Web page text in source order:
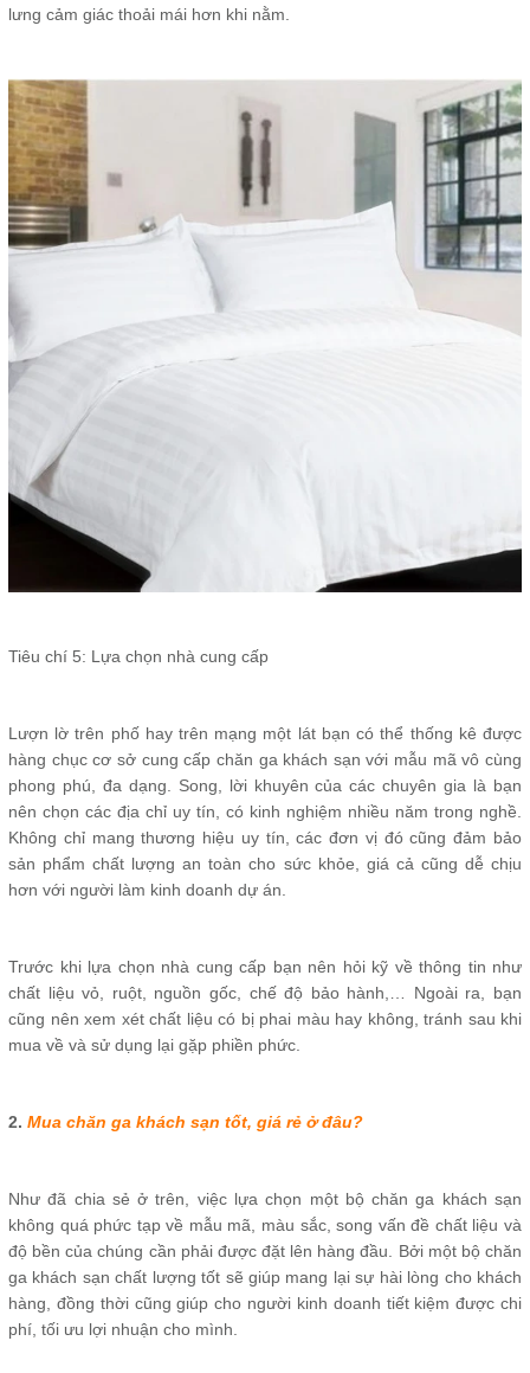
lưng cảm giác thoải mái hơn khi nằm.
Tiêu chí 5: Lựa chọn nhà cung cấp
Lượn lờ trên phố hay trên mạng một lát bạn có thể thống kê được
hàng chục cơ sở cung cấp chăn ga khách sạn với mẫu mã vô cùng
phong phú, đa dạng. Song, lời khuyên của các chuyên gia là bạn
nên chọn các địa chỉ uy tín, có kinh nghiệm nhiều năm trong nghề.
Không chỉ mang thương hiệu uy tín, các đơn vị đó cũng đảm bảo
sản phẩm chất lượng an toàn cho sức khỏe, giá cả cũng dễ chịu
hơn với người làm kinh doanh dự án.
Trước khi lựa chọn nhà cung cấp bạn nên hỏi kỹ về thông tin như
chất liệu vỏ, ruột, nguồn gốc, chế độ bảo hành,… Ngoài ra, bạn
cũng nên xem xét chất liệu có bị phai màu hay không, tránh sau khi
mua về và sử dụng lại gặp phiền phức.
2. Mua chăn ga khách sạn tốt, giá rẻ ở đâu?
Như đã chia sẻ ở trên, việc lựa chọn một bộ chăn ga khách sạn
không quá phức tạp về mẫu mã, màu sắc, song vấn đề chất liệu và
độ bền của chúng cần phải được đặt lên hàng đầu. Bởi một bộ chăn
ga khách sạn chất lượng tốt sẽ giúp mang lại sự hài lòng cho khách
hàng, đồng thời cũng giúp cho người kinh doanh tiết kiệm được chi
phí, tối ưu lợi nhuận cho mình.